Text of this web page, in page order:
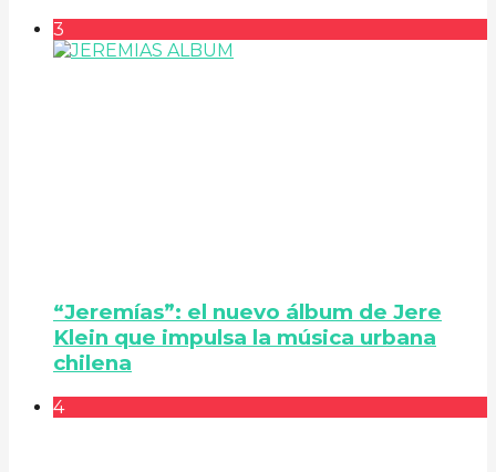
3
“Jeremías”: el nuevo álbum de Jere
Klein que impulsa la música urbana
chilena
4